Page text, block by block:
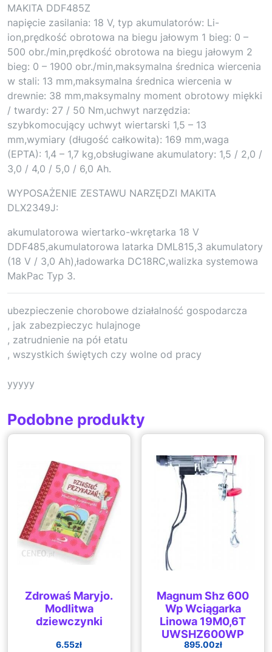
MAKITA DDF485Z
napięcie zasilania: 18 V, typ akumulatorów: Li-
ion,prędkość obrotowa na biegu jałowym 1 bieg: 0 –
500 obr./min,prędkość obrotowa na biegu jałowym 2
bieg: 0 – 1900 obr./min,maksymalna średnica wiercenia
w stali: 13 mm,maksymalna średnica wiercenia w
drewnie: 38 mm,maksymalny moment obrotowy miękki
/ twardy: 27 / 50 Nm,uchwyt narzędzia:
szybkomocujący uchwyt wiertarski 1,5 – 13
mm,wymiary (długość całkowita): 169 mm,waga
(EPTA): 1,4 – 1,7 kg,obsługiwane akumulatory: 1,5 / 2,0 /
3,0 / 4,0 / 5,0 / 6,0 Ah.
WYPOSAŻENIE ZESTAWU NARZĘDZI MAKITA
DLX2349J:
akumulatorowa wiertarko-wkrętarka 18 V
DDF485,akumulatorowa latarka DML815,3 akumulatory
(18 V / 3,0 Ah),ładowarka DC18RC,walizka systemowa
MakPac Typ 3.
ubezpieczenie chorobowe działalność gospodarcza
, jak zabezpieczyc hulajnoge
, zatrudnienie na pół etatu
, wszystkich świętych czy wolne od pracy
yyyyy
Podobne produkty
Zdrowaś Maryjo.
Modlitwa
dziewczynki
6.55zł
Magnum Shz 600
Wp Wciągarka
Linowa 19M0,6T
UWSHZ600WP
895.00zł